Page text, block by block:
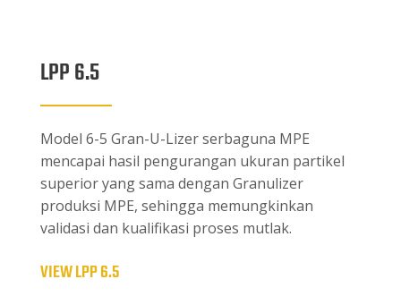
LPP 6.5
Model 6-5 Gran-U-Lizer serbaguna MPE
mencapai hasil pengurangan ukuran partikel
superior yang sama dengan Granulizer
produksi MPE, sehingga memungkinkan
validasi dan kualifikasi proses mutlak.
VIEW LPP 6.5